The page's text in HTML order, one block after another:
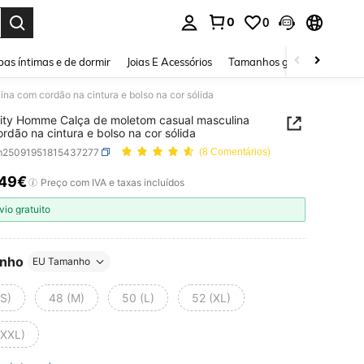
0 0
íntimas e de dormir Joias E Acessórios Tamanhos grandes
com cordão na cintura e bolso na cor sólida
Homme Calça de moletom casual masculina
na cintura e bolso na cor sólida
(8 Comentários)
AND AVAILABILITY
Preço com IVA e taxas incluídos
gratuito
EU Tamanho
48 (M) 50 (L) 52 (XL)